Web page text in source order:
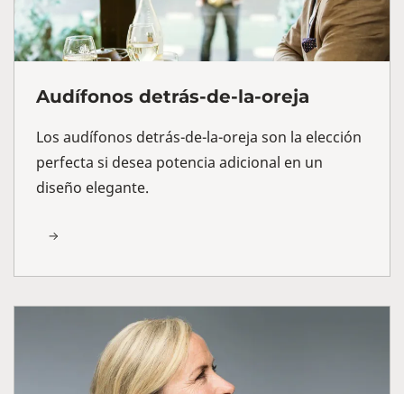
Audífonos detrás-de-la-oreja
Los audífonos detrás-de-la-oreja son la elección
perfecta si desea potencia adicional en un
diseño elegante.